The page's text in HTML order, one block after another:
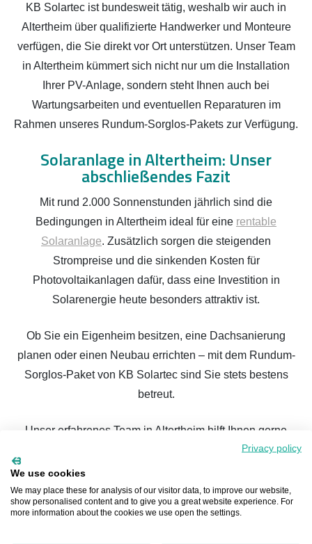
KB Solartec ist bundesweit tätig, weshalb wir auch in
Altertheim über qualifizierte Handwerker und Monteure
verfügen, die Sie direkt vor Ort unterstützen. Unser Team
in Altertheim kümmert sich nicht nur um die Installation
Ihrer PV-Anlage, sondern steht Ihnen auch bei
Wartungsarbeiten und eventuellen Reparaturen im
Rahmen unseres Rundum-Sorglos-Pakets zur Verfügung.
Solaranlage in Altertheim: Unser
abschließendes Fazit
Mit rund 2.000 Sonnenstunden jährlich sind die
Bedingungen in Altertheim ideal für eine rentable
Solaranlage. Zusätzlich sorgen die steigenden
Strompreise und die sinkenden Kosten für
Photovoltaikanlagen dafür, dass eine Investition in
Solarenergie heute besonders attraktiv ist.
Ob Sie ein Eigenheim besitzen, eine Dachsanierung
planen oder einen Neubau errichten – mit dem Rundum-
Sorglos-Paket von KB Solartec sind Sie stets bestens
betreut.
Unser erfahrenes Team in Altertheim hilft Ihnen gerne
dabei, die perfekte Solaranlage für Ihr Zuhause zu
installieren. Und das Beste: In nur vier einfachen
Schritten kommen Sie bei KB Solartec vom ersten,
unverbindlichen Solarcheck bis hin zur fertigen
Privacy policy
We use cookies
We may place these for analysis of our visitor data, to improve our website,
show personalised content and to give you a great website experience. For
more information about the cookies we use open the settings.